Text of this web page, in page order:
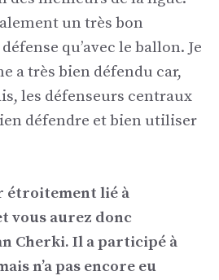
un très bon
qu’avec le ballon. Je
a très bien défendu car,
les défenseurs centraux
défendre et bien utiliser
étroitement lié à
vous aurez donc
Cherki. Il a participé à
n’a pas encore eu